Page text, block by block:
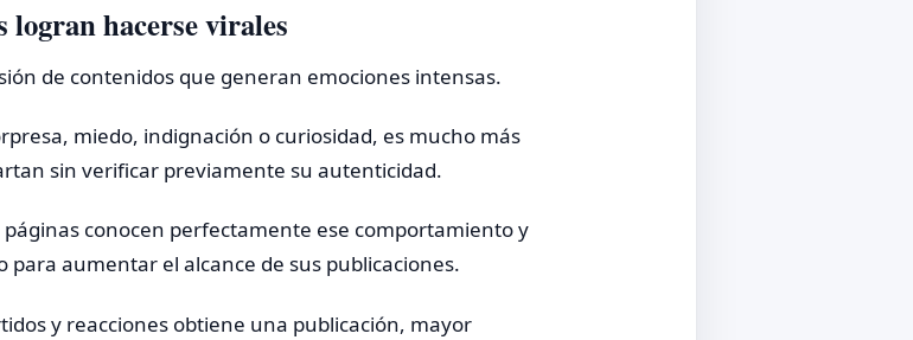
logran hacerse virales
de contenidos que generan emociones intensas.
miedo, indignación o curiosidad, es mucho más
sin verificar previamente su autenticidad.
conocen perfectamente ese comportamiento y
para aumentar el alcance de sus publicaciones.
y reacciones obtiene una publicación, mayor